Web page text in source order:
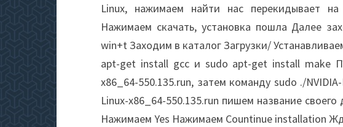
Linux, нажимаем найти нас перекидывает
Нажимаем скачать, установка пошла Далее
win+t Заходим в каталог Загрузки/
apt-get install gcc и sudo apt-get install make
x86_64-550.135.run, затем команду sudo ./
Linux-x86_64-550.135.run пишем название
Нажимаем Yes Нажимаем Countinue installation